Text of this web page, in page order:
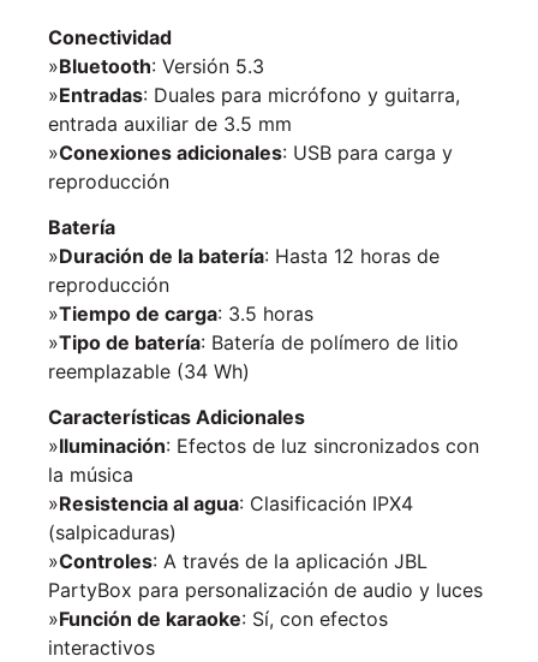
Conectividad
»Bluetooth: Versión 5.3
»Entradas: Duales para micrófono y guitarra,
entrada auxiliar de 3.5 mm
»Conexiones adicionales: USB para carga y
reproducción
Batería
»Duración de la batería: Hasta 12 horas de
reproducción
»Tiempo de carga: 3.5 horas
»Tipo de batería: Batería de polímero de litio
reemplazable (34 Wh)
Características Adicionales
»Iluminación: Efectos de luz sincronizados con
la música
»Resistencia al agua: Clasificación IPX4
(salpicaduras)
»Controles: A través de la aplicación JBL
PartyBox para personalización de audio y luces
»Función de karaoke: Sí, con efectos
interactivos